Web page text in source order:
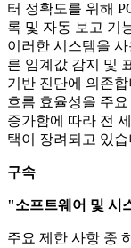
터 정확도를 위해
록 및 자동 보고 기
이러한 시스템을
른 임계값 감지 및
기반 진단에 의존
흐름 효율성을 주
증가함에 따라 전
택이 장려되고 있습
구속
"소프트웨어 및 시
주요 제한 사항 중